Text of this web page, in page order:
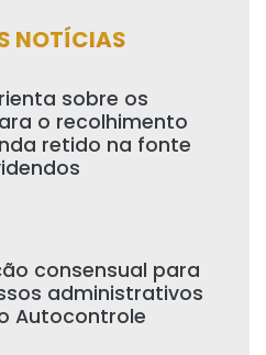
NOTÍCIAS
sobre os
o recolhimento
retido na fonte
consensual para
administrativos
Autocontrole